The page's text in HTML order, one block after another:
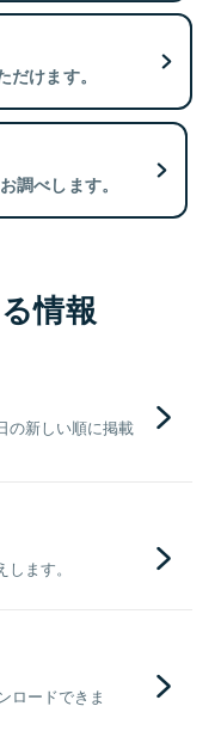
けます。
調べします。
情報
の新しい順に掲載
ます。
ロードできま